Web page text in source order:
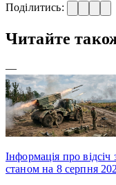
Поділитись:
Читайте
—
Інформація про відсіч
станом на 8 серпня